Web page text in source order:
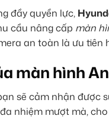
đầy quyền lực,
cầu nâng cấp màn
an toàn là ưu tiên
màn hình
sẽ cảm nhận
nhiệm mượt mà,